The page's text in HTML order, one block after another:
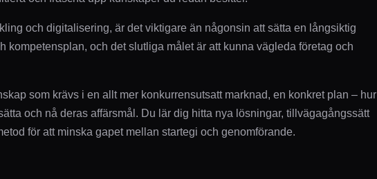
och digitalisering, är det viktigare än någonsin att sätta en långsiktig
kompetensplan, och det slutliga målet är att kunna vägleda företag och
som krävs i en allt mer konkurrensutsatt marknad, en konkret plan – hur
och nå deras affärsmål. Du lär dig hitta nya lösningar, tillvägagångssätt
för att minska gapet mellan startegi och genomförande.